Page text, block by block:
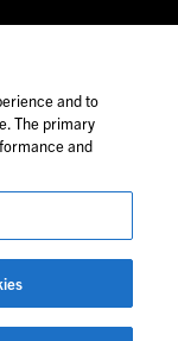
and to
The primary
and